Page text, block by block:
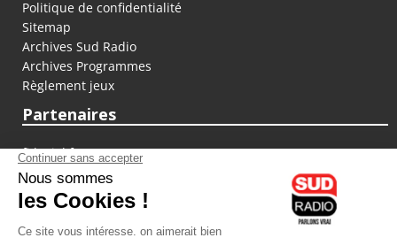
Politique de confidentialité
Sitemap
Archives Sud Radio
Archives Programmes
Règlement jeux
Partenaires
fiducial.fr
lyoncapitale.fr
olympique-et-lyonnais.com
L'application Iphone / Android